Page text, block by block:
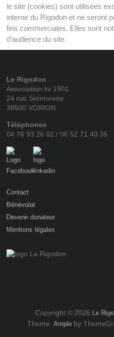
le site (cookies) sont utilisées
interne du Rigodon et ne seront
fins commerciales. Elles sont
d’audience du site.
Le Rigodon
Association loi 1901
24 rue Sermorens
38500 VOIRON
Téléphones
04 76 93 26 02 / 06 52 71 40 35
Contact
Bénévolat
Devenir donateur
Mentions légales
Copyright © 2026 Le
Theme: Ampleby